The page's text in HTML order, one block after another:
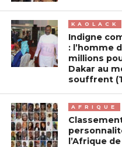
KAOLACK
Indigne
: l’homme
millions
Dakar au
souffrent
AFRIQUE
l’Afrique